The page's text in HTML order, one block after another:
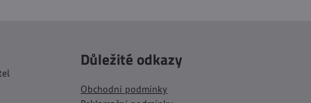
Důležité odkazy
Obchodní podmínky